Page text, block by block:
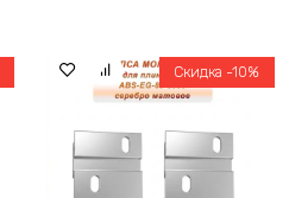
1800,00 ₽.
Скидка -10%